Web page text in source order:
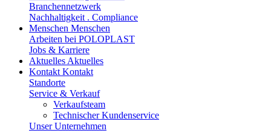
Branchennetzwerk
Nachhaltigkeit . Compliance
Menschen Menschen
Arbeiten bei POLOPLAST
Jobs & Karriere
Aktuelles Aktuelles
Kontakt Kontakt
Standorte
Service & Verkauf
Verkaufsteam
Technischer Kundenservice
Unser Unternehmen